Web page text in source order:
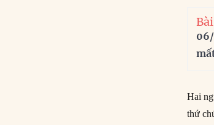
Hai
thứ